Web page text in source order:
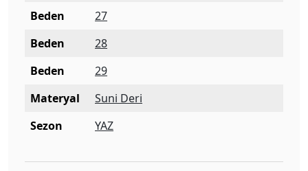
Beden
27
Beden
28
Beden
29
Materyal
Suni Deri
Sezon
YAZ